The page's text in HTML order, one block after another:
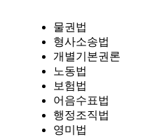
물권법
형사소송법
개별기본권론
노동법
보험법
어음수표법
행정조직법
영미법